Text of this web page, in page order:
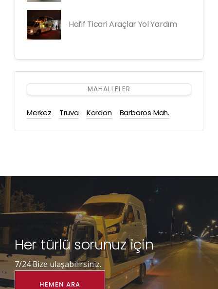
Hafif Ticari Araçlar Yol Yardım
MAHALLELER
Merkez Truva Kordon Barbaros Mah.
Her türlü sorunuz için
7/24 Bize ulaşabilirsiniz.
HEMEN ARA